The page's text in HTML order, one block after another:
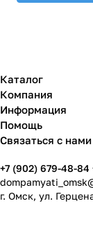
Каталог
Компания
Информация
Помощь
Связаться с нами
+7 (902) 679-48-84
г. Омск, ул.